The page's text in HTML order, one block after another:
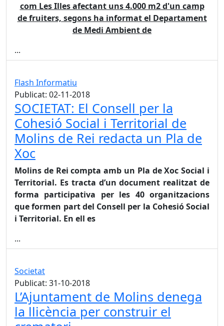
com Les Illes afectant uns 4.000 m2 d'un camp
de fruiters, segons ha informat el Departament
de Medi Ambient de
...
Flash Informatiu
Publicat: 02-11-2018
SOCIETAT: El Consell per la
Cohesió Social i Territorial de
Molins de Rei redacta un Pla de
Xoc
Molins de Rei compta amb un Pla de Xoc Social i
Territorial. Es tracta d’un document realitzat de
forma participativa per les 40 organitzacions
que formen part del Consell per la Cohesió Social
i Territorial. En ell es
...
Societat
Publicat: 31-10-2018
L’Ajuntament de Molins denega
la llicència per construir el